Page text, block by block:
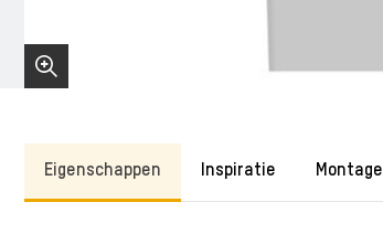
Eigenschappen Inspiratie Montage